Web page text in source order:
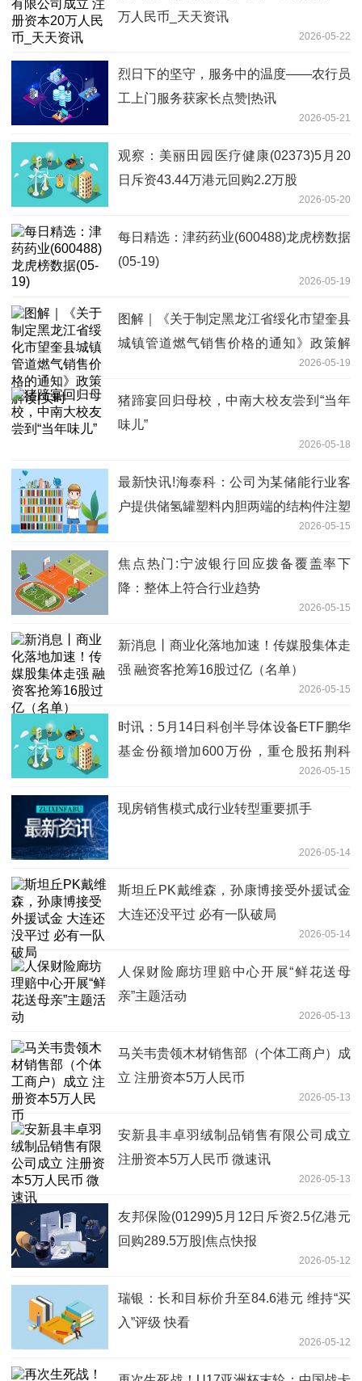
万人民币_天天资讯
2026-05-22
烈日下的坚守，服务中的温度——农行员
工上门服务获家长点赞|热讯
2026-05-21
观察：美丽田园医疗健康(02373)5月20
日斥资43.44万港元回购2.2万股
2026-05-20
每日精选：津药药业(600488)龙虎榜数据
(05-19)
2026-05-19
图解｜《关于制定黑龙江省绥化市望奎县
城镇管道燃气销售价格的通知》政策解
2026-05-19
猪蹄宴回归母校，中南大校友尝到“当年
味儿”
2026-05-18
最新快讯!海泰科：公司为某储能行业客
户提供储氢罐塑料内胆两端的结构件注塑
模具和不锈钢嵌件，相关订单已交付2026-05-15
焦点热门:宁波银行回应拨备覆盖率下
降：整体上符合行业趋势
2026-05-15
新消息丨商业化落地加速！传媒股集体走
强 融资客抢筹16股过亿（名单）
2026-05-15
时讯：5月14日科创半导体设备ETF鹏华
基金份额增加600万份，重仓股拓荆科
2026-05-15
现房销售模式成行业转型重要抓手
2026-05-14
斯坦丘PK戴维森，孙康博接受外援试金
大连还没平过 必有一队破局
2026-05-14
人保财险廊坊理赔中心开展“鲜花送母
亲”主题活动
2026-05-13
马关韦贵领木材销售部（个体工商户）成
立 注册资本5万人民币
2026-05-13
安新县丰卓羽绒制品销售有限公司成立
注册资本5万人民币 微速讯
2026-05-13
友邦保险(01299)5月12日斥资2.5亿港元
回购289.5万股|焦点快报
2026-05-12
瑞银：长和目标价升至84.6港元 维持“买
入”评级 快看
2026-05-12